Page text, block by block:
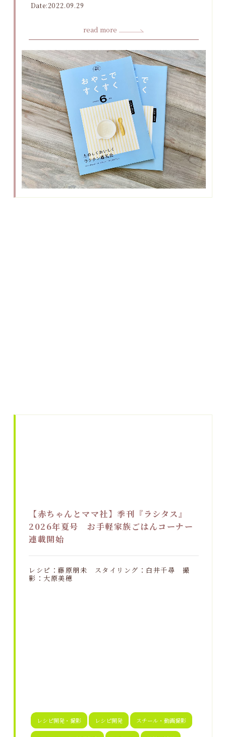
Date:2022.09.29
read more
【赤ちゃんとママ社】季刊『ラシタス』
2026年夏号 お手軽家族ごはんコーナー
連載開始
レシピ：藤原朋未 スタイリング：白井千尋 撮
影：大原美穂
レシピ開発・撮影 レシピ開発 スチール・動画撮影